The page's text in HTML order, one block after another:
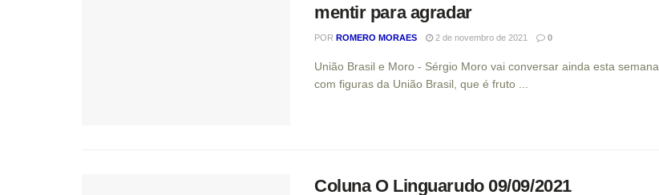
mentir para agradar
POR ROMERO MORAES 2 de novembro de 2021 0
União Brasil e Moro - Sérgio Moro vai conversar ainda esta semana
com figuras da União Brasil, que é fruto ...
Coluna O Linguarudo 09/09/2021